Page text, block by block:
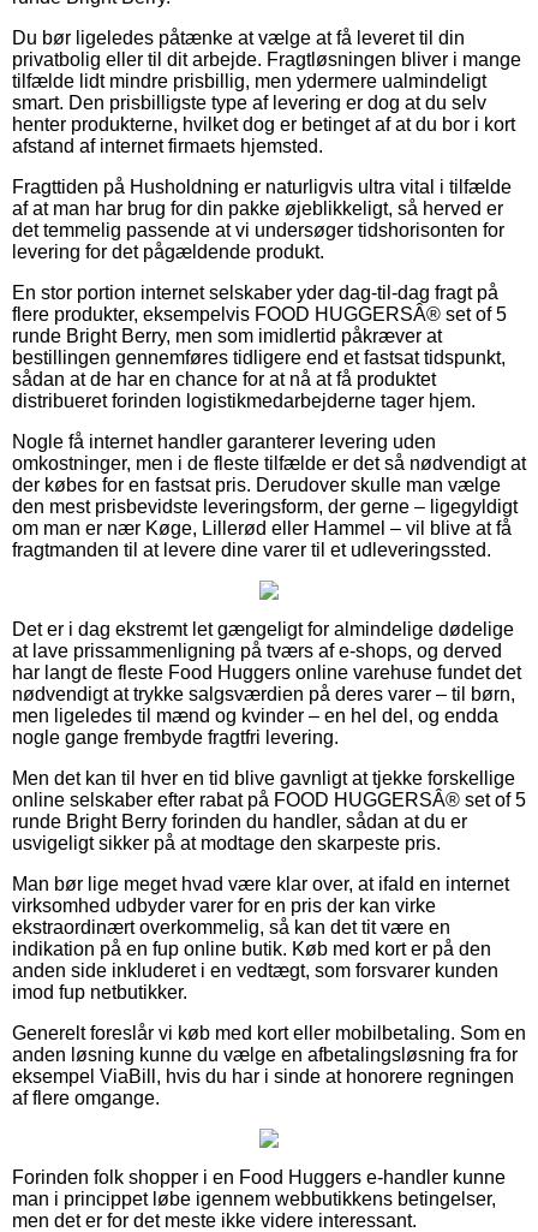
Du bør ligeledes påtænke at vælge at få leveret til din
privatbolig eller til dit arbejde. Fragtløsningen bliver i mange
tilfælde lidt mindre prisbillig, men ydermere ualmindeligt
smart. Den prisbilligste type af levering er dog at du selv
henter produkterne, hvilket dog er betinget af at du bor i kort
afstand af internet firmaets hjemsted.
Fragttiden på Husholdning er naturligvis ultra vital i tilfælde
af at man har brug for din pakke øjeblikkeligt, så herved er
det temmelig passende at vi undersøger tidshorisonten for
levering for det pågældende produkt.
En stor portion internet selskaber yder dag-til-dag fragt på
flere produkter, eksempelvis FOOD HUGGERSÂ® set of 5
runde Bright Berry, men som imidlertid påkræver at
bestillingen gennemføres tidligere end et fastsat tidspunkt,
sådan at de har en chance for at nå at få produktet
distribueret forinden logistikmedarbejderne tager hjem.
Nogle få internet handler garanterer levering uden
omkostninger, men i de fleste tilfælde er det så nødvendigt at
der købes for en fastsat pris. Derudover skulle man vælge
den mest prisbevidste leveringsform, der gerne – ligegyldigt
om man er nær Køge, Lillerød eller Hammel – vil blive at få
fragtmanden til at levere dine varer til et udleveringssted.
Det er i dag ekstremt let gængeligt for almindelige dødelige
at lave prissammenligning på tværs af e-shops, og derved
har langt de fleste Food Huggers online varehuse fundet det
nødvendigt at trykke salgsværdien på deres varer – til børn,
men ligeledes til mænd og kvinder – en hel del, og endda
nogle gange frembyde fragtfri levering.
Men det kan til hver en tid blive gavnligt at tjekke forskellige
online selskaber efter rabat på FOOD HUGGERSÂ® set of 5
runde Bright Berry forinden du handler, sådan at du er
usvigeligt sikker på at modtage den skarpeste pris.
Man bør lige meget hvad være klar over, at ifald en internet
virksomhed udbyder varer for en pris der kan virke
ekstraordinært overkommelig, så kan det tit være en
indikation på en fup online butik. Køb med kort er på den
anden side inkluderet i en vedtægt, som forsvarer kunden
imod fup netbutikker.
Generelt foreslår vi køb med kort eller mobilbetaling. Som en
anden løsning kunne du vælge en afbetalingsløsning fra for
eksempel ViaBill, hvis du har i sinde at honorere regningen
af flere omgange.
Forinden folk shopper i en Food Huggers e-handler kunne
man i princippet løbe igennem webbutikkens betingelser,
men det er for det meste ikke videre interessant.